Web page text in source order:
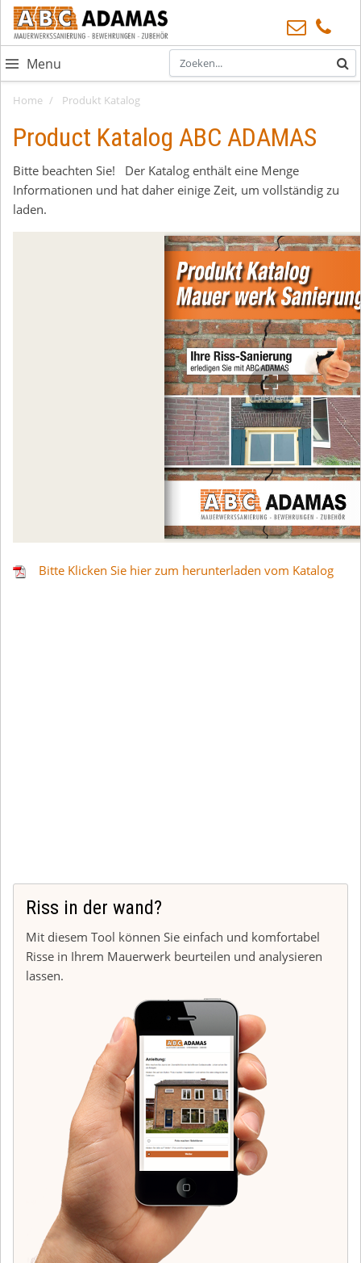
Menu
Home Produkt Katalog
Product Katalog ABC ADAMAS
Bitte beachten Sie! Der Katalog enthält eine Menge
Informationen und hat daher einige Zeit, um vollständig zu
laden.
Bitte Klicken Sie hier zum herunterladen vom Katalog
Riss in der wand?
Mit diesem Tool können Sie einfach und komfortabel
Risse in Ihrem Mauerwerk beurteilen und analysieren
lassen.